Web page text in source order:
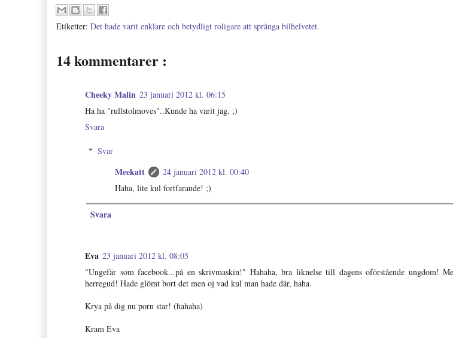
Etiketter: Det hade varit enklare och betydligt roligare att spränga bilhelvetet.
14 kommentarer :
Cheeky Malin 23 januari 2012 kl. 06:15
Ha ha "rullstolmoves"..Kunde ha varit jag. ;)
Svara
Svar
Meekatt
24 januari 2012 kl. 00:40
Haha, lite kul fortfarande! ;)
Svara
Eva 23 januari 2012 kl. 08:05
"Ungefär som facebook...på en skrivmaskin!" Hahaha, bra liknelse till dagens oförstående ungdom!
herregud! Hade glömt bort det men oj vad kul man hade där, haha.
Krya på dig nu porn star! (hahaha)
Kram Eva